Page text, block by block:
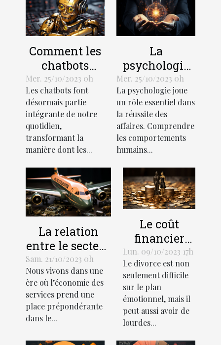
Comment les
chatbots
transforment-
ils
l'économie?
Mer. 25/10/2023 0h
Les chatbots font
désormais partie
intégrante de notre
quotidien,
transformant la
manière dont les...
La
psychologie
de l'efficacité
en affaires
Mer. 25/10/2023 0h
La psychologie joue
un rôle essentiel dans
la réussite des
affaires. Comprendre
les comportements
humains...
La relation
entre le secteur
des services et
le
développement
économique
Sam. 21/10/2023 0h
Nous vivons dans une
ère où l’économie des
services prend une
place prépondérante
dans le...
Le coût
financier
d'un divorce:
Comment
gérer votre
budget
Lun. 09/10/2023 17h
Le divorce est non
seulement difficile
sur le plan
émotionnel, mais il
peut aussi avoir de
lourdes...